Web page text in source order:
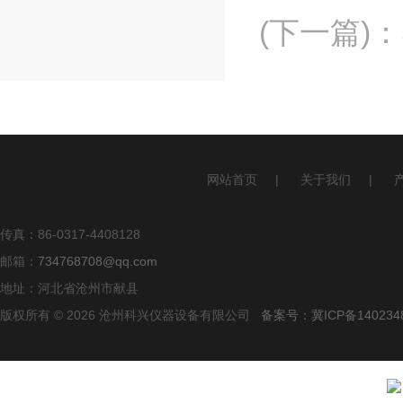
(下一篇) ：
网站首页 | 关于我们 |
传真：86-0317-4408128
邮箱： 734768708@qq.com
地址：河北省沧州市献县
版权所有 © 2026 沧州科兴仪器设备有限公司 备案号：冀ICP备